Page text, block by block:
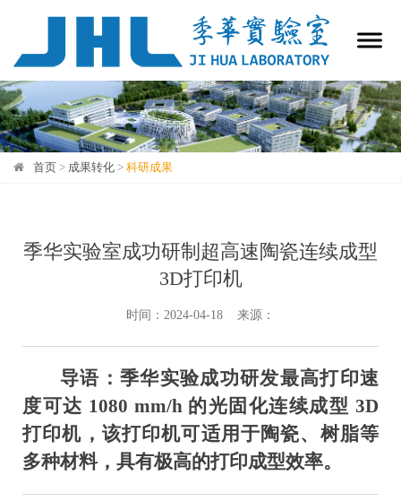
首页 > 成果转化 > 科研成果
季华实验室成功研制超高速陶瓷连续成型
3D打印机
时间：2024-04-18 来源：
导语：季华实验成功研发最高打印速
度可达 1080 mm/h 的光固化连续成型 3D
打印机，该打印机可适用于陶瓷、树脂等
多种材料，具有极高的打印成型效率。